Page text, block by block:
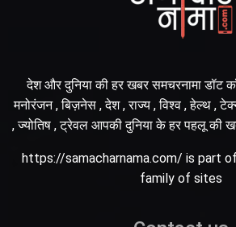
देश और दुनिया की हर खबर समचरनामा डॉट
मनोरंजन , बिज़नेस , देश , राज्य , विश्व , हेल्थ ,
, ज्योतिष , ट्रेवल आपकी दुनिया के हर पहलू
https://samacharnama.com/ is part
family of sites